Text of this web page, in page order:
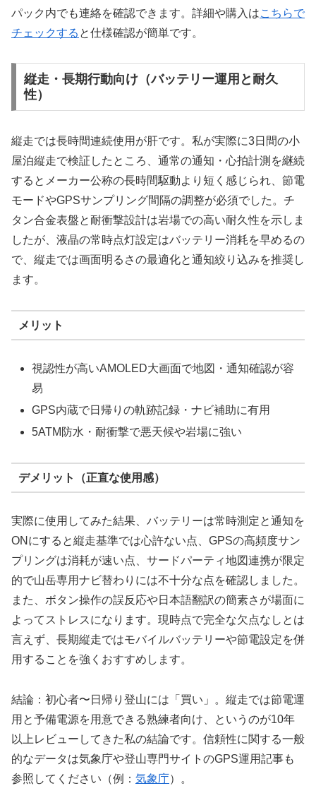
パック内でも連絡を確認できます。詳細や購入はこちらで
チェックする と仕様確認が簡単です。
縦走・長期行動向け（バッテリー運用と耐久
性）
縦走では長時間連続使用が肝です。私が実際に3日間の小
屋泊縦走で検証したところ、通常の通知・心拍計測を継続
するとメーカー公称の長時間駆動より短く感じられ、節電
モードやGPSサンプリング間隔の調整が必須でした。チ
タン合金表盤と耐衝撃設計は岩場での高い耐久性を示しま
したが、液晶の常時点灯設定はバッテリー消耗を早めるの
で、縦走では画面明るさの最適化と通知絞り込みを推奨し
ます。
メリット
視認性が高いAMOLED大画面で地図・通知確認が容
易
GPS内蔵で日帰りの軌跡記録・ナビ補助に有用
5ATM防水・耐衝撃で悪天候や岩場に強い
デメリット（正直な使用感）
実際に使用してみた結果、バッテリーは常時測定と通知を
ONにすると縦走基準では心許ない点、GPSの高頻度サン
プリングは消耗が速い点、サードパーティ地図連携が限定
的で山岳専用ナビ替わりには不十分な点を確認しました。
また、ボタン操作の誤反応や日本語翻訳の簡素さが場面に
よってストレスになります。現時点で完全な欠点なしとは
言えず、長期縦走ではモバイルバッテリーや節電設定を併
用することを強くおすすめします。
結論：初心者〜日帰り登山には「買い」。縦走では節電運
用と予備電源を用意できる熟練者向け、というのが10年
以上レビューしてきた私の結論です。信頼性に関する一般
的なデータは気象庁や登山専門サイトのGPS運用記事も
参照してください（例： 気象庁）。